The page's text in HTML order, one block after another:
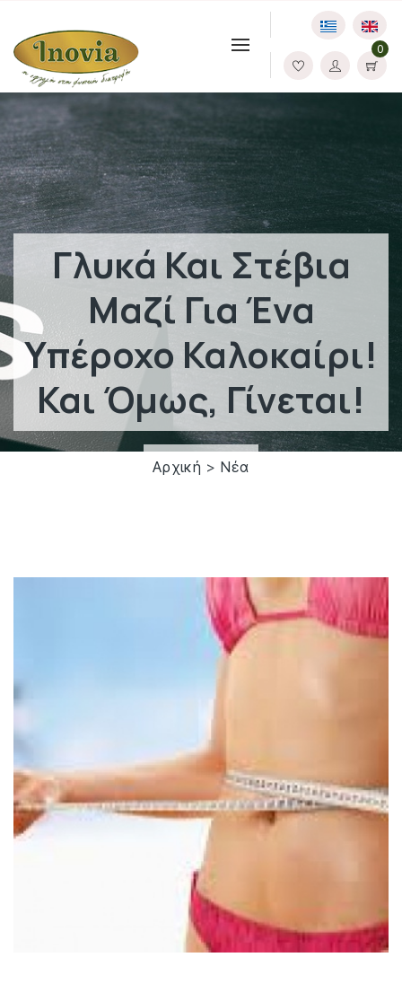
0
Γλυκά Και Στέβια
Μαζί Για Ένα
Υπέροχο Καλοκαίρι!
Και Όμως, Γίνεται!
Αρχική > Νέα